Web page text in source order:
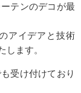
テンのデコが最
アイデアと技術
します。
受け付けており